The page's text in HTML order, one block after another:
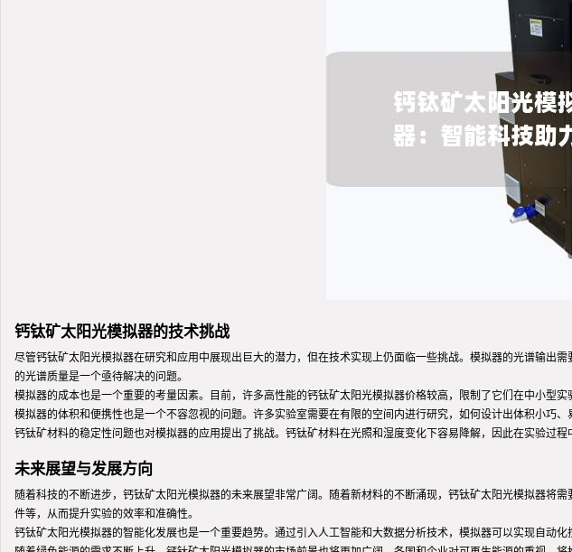
钙钛矿太阳光模拟器的技术挑战
尽管钙钛矿太阳光模拟器在研究和应用中展现出巨大的潜力，但在技术实现上仍面临一些挑战。模拟器的光谱输出
的光谱质量是一个亟待解决的问题。
模拟器的成本也是一个重要的考量因素。目前，许多高性能的钙钛矿太阳光模拟器价格较高，限制了它们在中小型
模拟器的体积和便携性也是一个不容忽视的问题。许多实验室需要在有限的空间内进行研究，如何设计出体积小巧、
钙钛矿材料的稳定性问题也对模拟器的应用提出了挑战。钙钛矿材料在光照和湿度变化下容易降解，因此在实验过
未来展望与发展方向
随着科技的不断进步，钙钛矿太阳光模拟器的未来展望非常广阔。随着新材料的不断涌现，钙钛矿太阳光模拟器
件等，从而提升实验的效率和准确性。
钙钛矿太阳光模拟器的智能化发展也是一个重要趋势。通过引入人工智能和大数据分析技术，模拟器可以实现自动